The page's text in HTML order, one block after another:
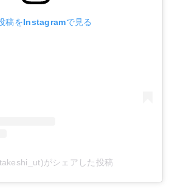
稿をInstagramで見る
がシェアした投稿